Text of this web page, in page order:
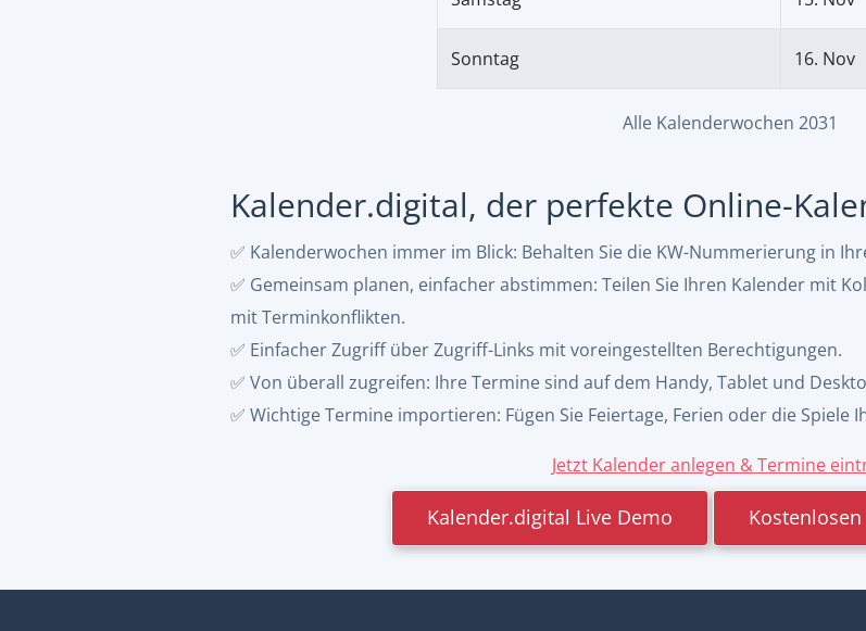
Sonntag 16. Nov
Alle Kalenderwochen 2031
Kalender.digital, der perfekte Online-
✅ Kalenderwochen immer im Blick: Behalten Sie die KW-Nummerierung in
✅ Gemeinsam planen, einfacher abstimmen: Teilen Sie Ihren Kalender mit
mit Terminkonflikten.
✅ Einfacher Zugriff über Zugriff-Links mit voreingestellten Berechtigungen.
✅ Von überall zugreifen: Ihre Termine sind auf dem Handy, Tablet und
✅ Wichtige Termine importieren: Fügen Sie Feiertage, Ferien oder die Spiele
Jetzt Kalender anlegen & Termine
Kalender.digital Live Demo